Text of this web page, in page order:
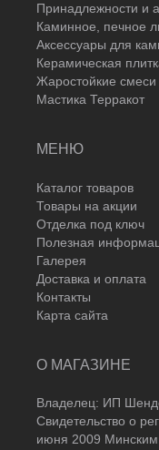
Принадлежности и
Каминное, печное
Аксессуары для
Керамическая
Жаростойкие смеси
Мастика Терракот
МЕНЮ
Каталог товаров
Товары на акции
Отделка под ключ
Полезная
Галерея
Доставка и оплата
Контакты
Карта сайта
О МАГАЗИНЕ
Владелец: ИП
Свидетельство о
июня 2009